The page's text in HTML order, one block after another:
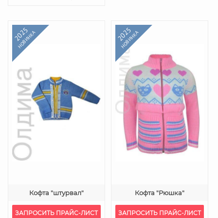
2025
НОВИНКА
Кофта "штурвал"
ЗАПРОСИТЬ ПРАЙС-ЛИСТ
2025
НОВИНКА
Кофта "Рюшка"
ЗАПРОСИТЬ ПРАЙС-ЛИСТ